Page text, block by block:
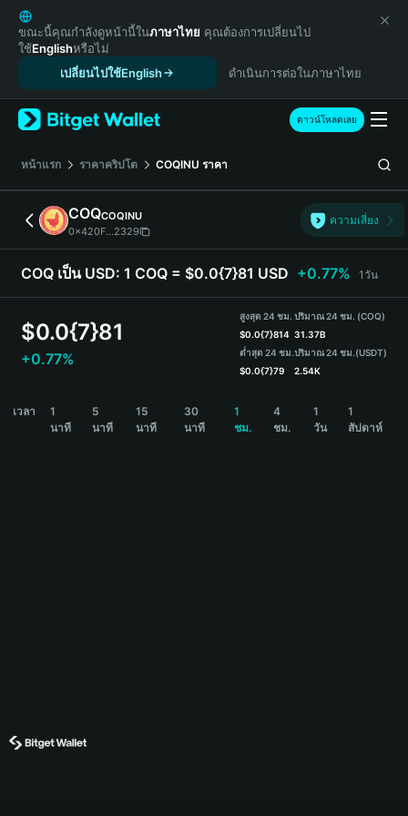
English
日本語
Tiếng Việt
Español (Latinoamérica)
Türkçe
Français
Deutsch
简体中文
繁體中文
Português (Portugal)
Bahasa Indonesia
ภาษาไทย
Español
Español (Argentina)
ขณะนี้คุณกำลังดูหน้านี้ในภาษาไทย คุณต้องการเปลี่ยนไป
ใช้Englishหรือไม่
เปลี่ยนไปใช้English
ดำเนินการต่อในภาษาไทย
ดาวน์โหลดเลย
หน้าแรก ราคาคริปโต COQINU ราคา
COQCOQINU
0x420F...2329
ความเสี่ยง
COQ เป็น USD: 1 COQ = $0.0{7}81 USD +0.77% 1วัน
$0.0{7}81
+0.77%
สูงสุด 24 ชม.
$0.0{7}814
ต่ำสุด 24 ชม.
$0.0{7}79
ปริมาณ 24 ชม. (COQ)
31.37B
ปริมาณ 24 ชม.(USDT)
2.54K
เวลา
1
นาที
5
นาที
15
นาที
30
นาที
1
ชม.
4
ชม.
1
วัน
1
สัปดาห์